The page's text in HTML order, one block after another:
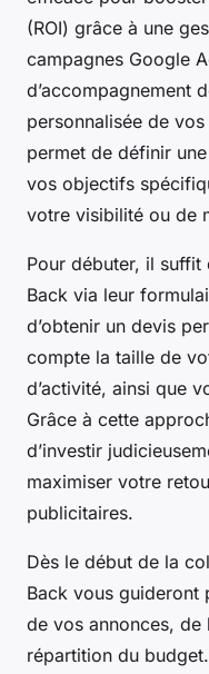
(ROI) grâce à une
campagnes Google
d’accompagnement
personnalisée de
permet de définir
vos objectifs
votre visibilité ou de
Pour débuter, il
Back via leur
d’obtenir un devis
compte la taille de
d’activité, ainsi que
Grâce à cette
d’investir
maximiser votre
publicitaires.
Dès le début de la
Back vous guideront
de vos annonces,
répartition du